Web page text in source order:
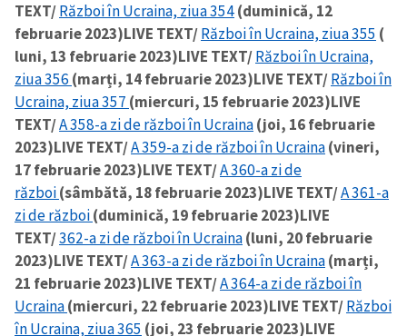
TEXT/Război în Ucraina, ziua 354(duminică, 12
februarie 2023)LIVE TEXT/Război în Ucraina, ziua 355 (
luni, 13 februarie 2023)LIVE TEXT/Război în Ucraina,
ziua 356 (marți, 14 februarie 2023)LIVE TEXT/Război în
Ucraina, ziua 357 (miercuri, 15 februarie 2023)LIVE
TEXT/A 358-a zi de război în Ucraina(joi, 16 februarie
2023)LIVE TEXT/A 359-a zi de război în Ucraina(vineri,
17 februarie 2023)LIVE TEXT/A 360-a zi de
război(sâmbătă, 18 februarie 2023)LIVE TEXT/A 361-a
zi de război(duminică, 19 februarie 2023)LIVE
TEXT/362-a zi de război în Ucraina(luni, 20 februarie
2023)LIVE TEXT/A 363-a zi de război în Ucraina(marți,
21 februarie 2023)LIVE TEXT/A 364-a zi de război în
Ucraina(miercuri, 22 februarie 2023)LIVE TEXT/Război
în Ucraina, ziua 365 (joi, 23 februarie 2023)LIVE